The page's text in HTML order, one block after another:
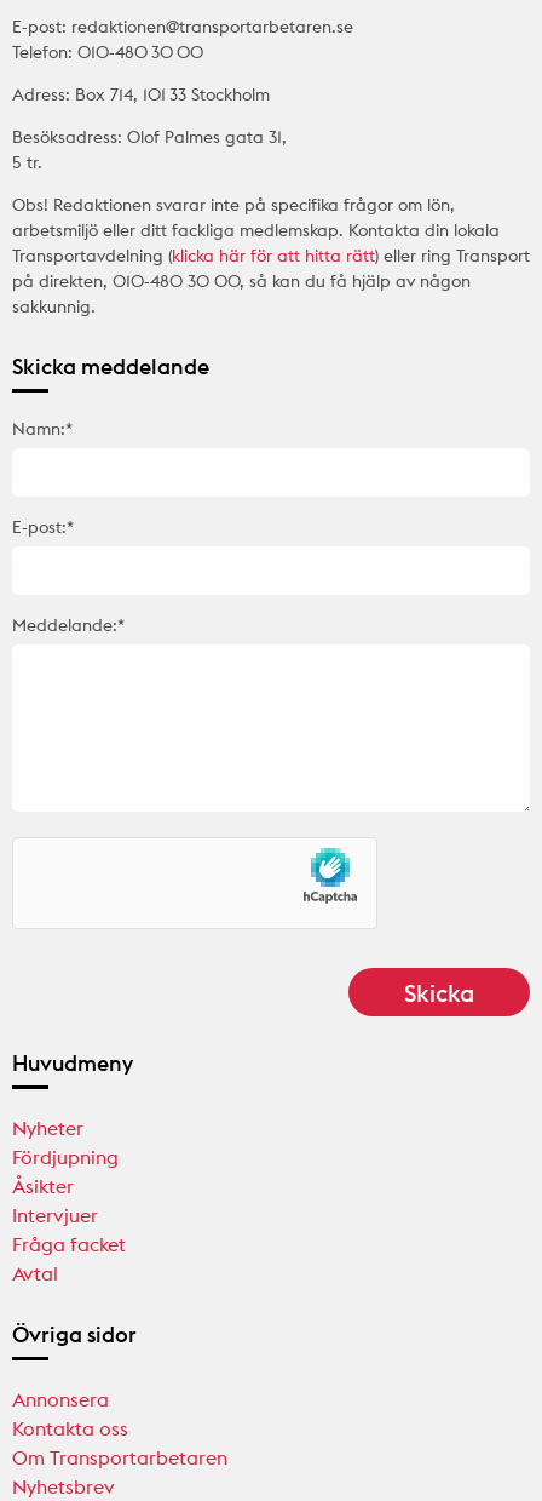
E-post: redaktionen@transportarbetaren.se
Telefon: 010-480 30 00
Adress: Box 714, 101 33 Stockholm
Besöksadress: Olof Palmes gata 31,
5 tr.
Obs! Redaktionen svarar inte på specifika frågor om lön,
arbetsmiljö eller ditt fackliga medlemskap. Kontakta din lokala
Transportavdelning (klicka här för att hitta rätt) eller ring Transport
på direkten, 010-480 30 00, så kan du få hjälp av någon
sakkunnig.
Skicka meddelande
Namn:*
E-post:*
Meddelande:*
Huvudmeny
Nyheter
Fördjupning
Åsikter
Intervjuer
Fråga facket
Avtal
Övriga sidor
Annonsera
Kontakta oss
Om Transportarbetaren
Nyhetsbrev